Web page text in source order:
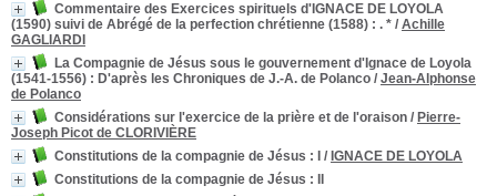
Commentaire des Exercices spirituels d'IGNACE DE LOYOLA
(1590) suivi de Abrégé de la perfection chrétienne (1588) : . * / Achille
GAGLIARDI
La Compagnie de Jésus sous le gouvernement d'Ignace de Loyola
(1541-1556) : D'après les Chroniques de J.-A. de Polanco / Jean-Alphonse
de Polanco
Considérations sur l'exercice de la prière et de l'oraison / Pierre-
Joseph Picot de CLORIVIÈRE
Constitutions de la compagnie de Jésus : I / IGNACE DE LOYOLA
Constitutions de la compagnie de Jésus : II